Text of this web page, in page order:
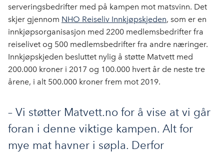
serveringsbedrifter med på kampen mot matsvinn. Det
skjer gjennom NHO Reiseliv Innkjøpskjeden, som er en
innkjøpsorganisasjon med 2200 medlemsbedrifter fra
reiselivet og 500 medlemsbedrifter fra andre næringer.
Innkjøpskjeden besluttet nylig å støtte Matvett med
200.000 kroner i 2017 og 100.000 hvert år de neste tre
årene, i alt 500.000 kroner frem mot 2019.
– Vi støtter Matvett.no for å vise at vi går
foran i denne viktige kampen. Alt for
mye mat havner i søpla. Derfor